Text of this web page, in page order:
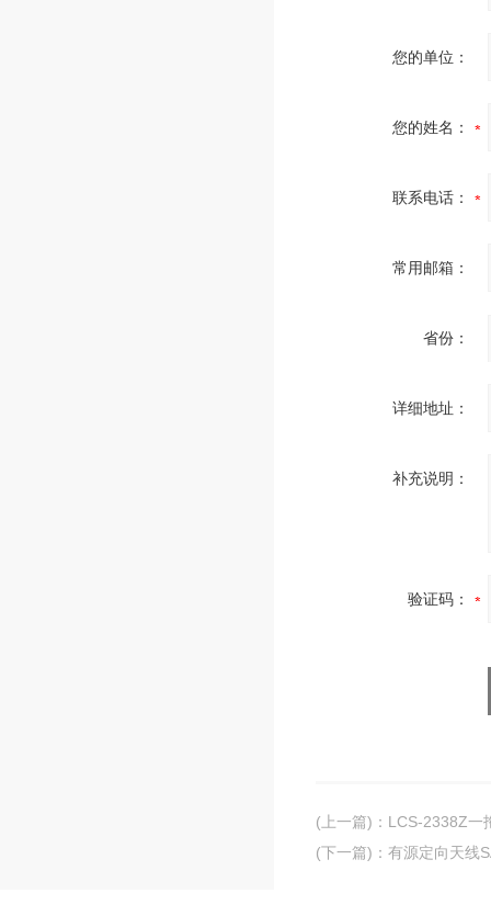
您的单位：
您的姓名：
联系电话：
常用邮箱：
省份：
详细地址：
补充说明：
验证码：
(上一篇) ： LCS-2338Z一
(下一篇) ： 有源定向天线